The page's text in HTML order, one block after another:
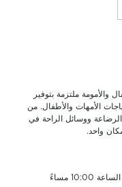
والأمومة ملتزمة بتوفير
الأمهات والأطفال. من
الرضاعة ووسائل الراحة في
واحد.